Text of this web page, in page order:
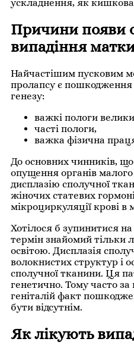
ускладнення, як кишкова
Причини появи
випадіння
Найчастішим пусковим
пролапсу є пошкодження
генезу:
важкі пологи
часті пологи,
важка фізична
До основних чинників,
опущення органів малого
дисплазію сполучної
жіночих статевих
мікроциркуляції крові в
Хотілося б зупинитися на
термін знайомий тільки
освітою. Дисплазія
волокнистих структур і
сполучної тканини. Ця
генетично. Тому часто за
геніталій факт
бути відсутнім.
Як лікують